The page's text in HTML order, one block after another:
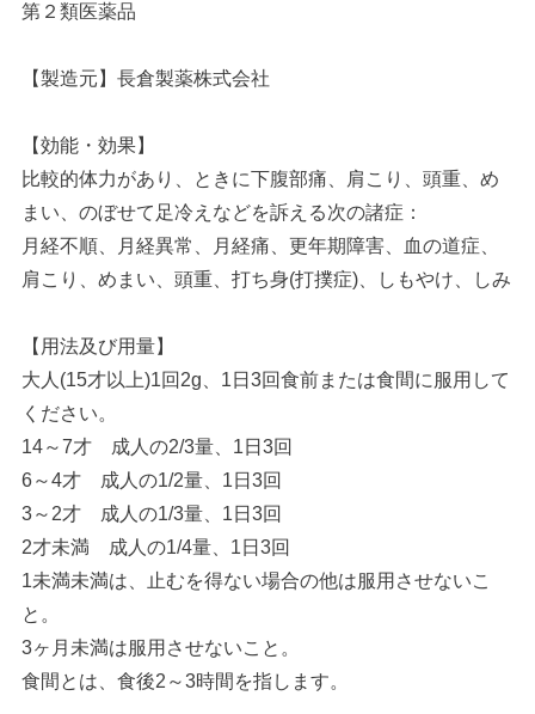
第２類医薬品
【製造元】長倉製薬株式会社
【効能・効果】
比較的体力があり、ときに下腹部痛、肩こり、頭重、め
まい、のぼせて足冷えなどを訴える次の諸症：
月経不順、月経異常、月経痛、更年期障害、血の道症、
肩こり、めまい、頭重、打ち身(打撲症)、しもやけ、しみ
【用法及び用量】
大人(15才以上)1回2g、1日3回食前または食間に服用して
ください。
14～7才 成人の2/3量、1日3回
6～4才 成人の1/2量、1日3回
3～2才 成人の1/3量、1日3回
2才未満 成人の1/4量、1日3回
1未満未満は、止むを得ない場合の他は服用させないこ
と。
3ヶ月未満は服用させないこと。
食間とは、食後2～3時間を指します。